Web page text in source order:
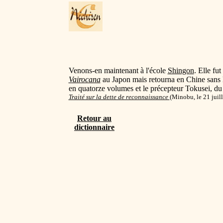
Venons-en maintenant à l'école Shingon. Elle
Vairocanaau Japon mais retourna en Chine
en quatorze volumes et le précepteur Tokusei,
Traité sur la dette de reconnaissance (Minobu, le 21
Retour au
dictionnaire